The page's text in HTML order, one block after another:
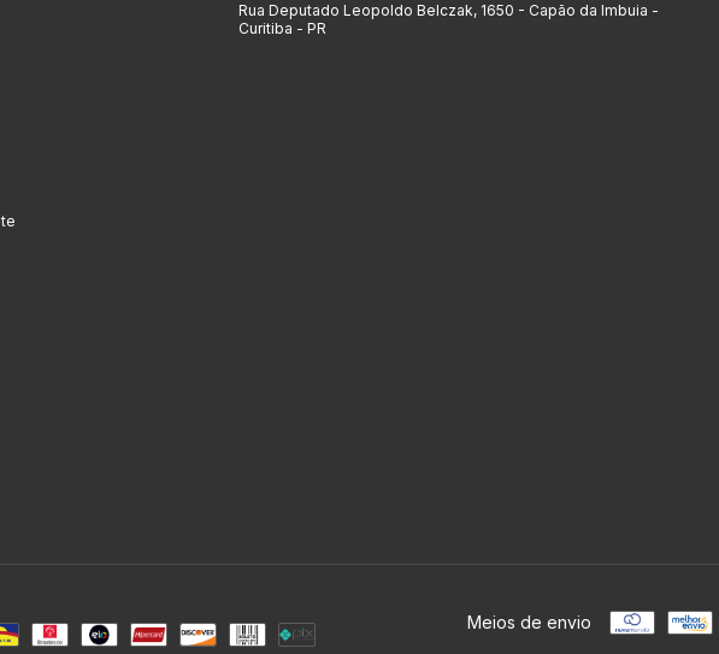
Rua Deputado Leopoldo Belczak, 1650 - Capão da Imbuia -
Curitiba - PR
Meios de envio